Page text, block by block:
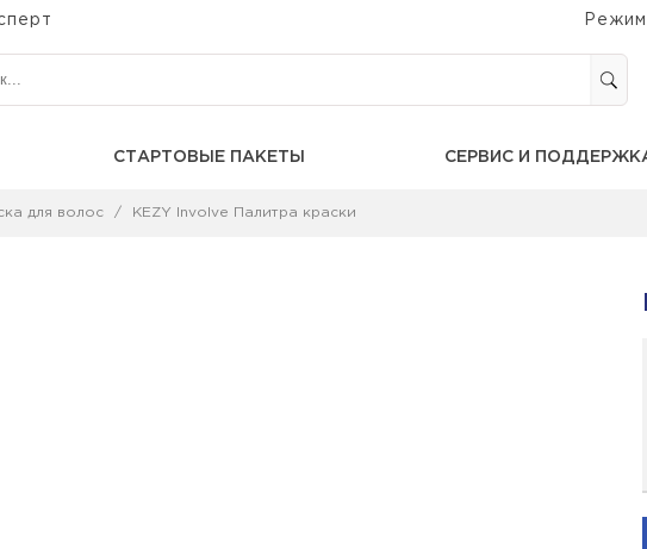
СТАРТОВЫЕ ПАКЕТЫ СЕРВИС И
для волос KEZY Involve Палитра краски